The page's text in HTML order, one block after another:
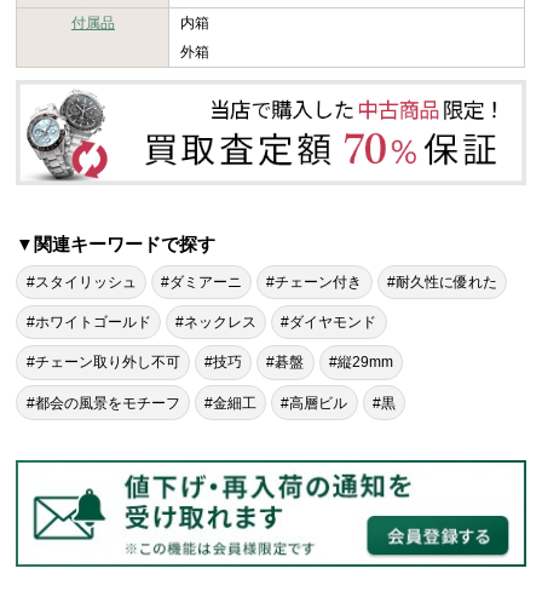
付属品
内箱
外箱
▼関連キーワードで探す
#スタイリッシュ #ダミアーニ #チェーン付き #耐久性に優れた
#ホワイトゴールド #ネックレス #ダイヤモンド
#チェーン取り外し不可 #技巧 #碁盤 #縦29mm
#都会の風景をモチーフ #金細工 #高層ビル #黒